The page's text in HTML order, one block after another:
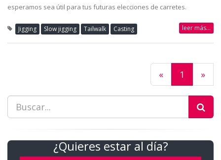
esperamos sea útil para tus futuras elecciones de carretes.
Jigging Slow jigging Tailwalk Casting leer más...
« 1 »
¿Quieres estar al día?